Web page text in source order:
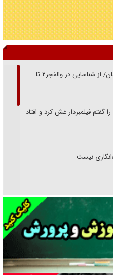
از گمنام‌ترین فرماندهان شهید جنگ رمضان/ از شناسایی در والفجر۲ تا
گفتم فیلمبردار غش کرد و افتاد
نیست
خصوصی‌سازی یا انحصار؟
با متهم
پیکر بی‌سر شهید را از